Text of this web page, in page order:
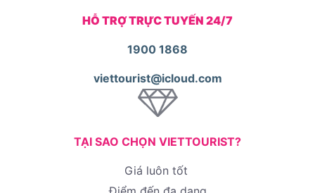
HỖ TRỢ TRỰC TUYẾN 24/7
1900 1868
viettourist@icloud.com
TẠI SAO CHỌN VIETTOURIST?
Giá luôn tốt